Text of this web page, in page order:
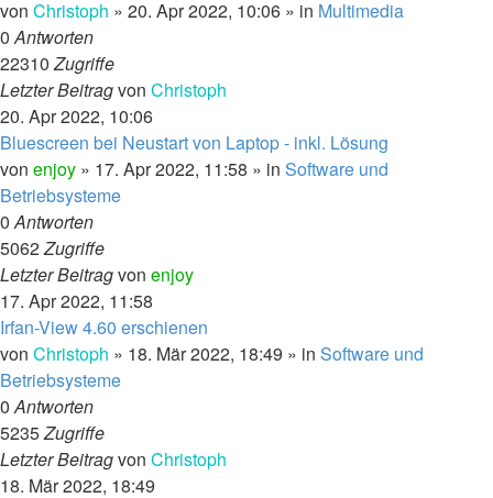
von Christoph » 20. Apr 2022, 10:06 » in Multimedia
0Antworten
22310Zugriffe
Letzter Beitragvon Christoph
20. Apr 2022, 10:06
Bluescreen bei Neustart von Laptop - inkl. Lösung
von enjoy » 17. Apr 2022, 11:58 » in Software und
Betriebsysteme
0Antworten
5062Zugriffe
Letzter Beitragvon enjoy
17. Apr 2022, 11:58
Irfan-View 4.60 erschienen
von Christoph » 18. Mär 2022, 18:49 » in Software und
Betriebsysteme
0Antworten
5235Zugriffe
Letzter Beitragvon Christoph
18. Mär 2022, 18:49